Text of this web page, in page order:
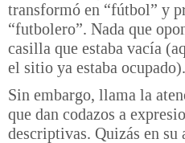
transformó en “fútbol” y
“futbolero”. Nada que
casilla que estaba vacía
el sitio ya estaba ocupado).
Sin embargo, llama la
que dan codazos a
descriptivas. Quizás en